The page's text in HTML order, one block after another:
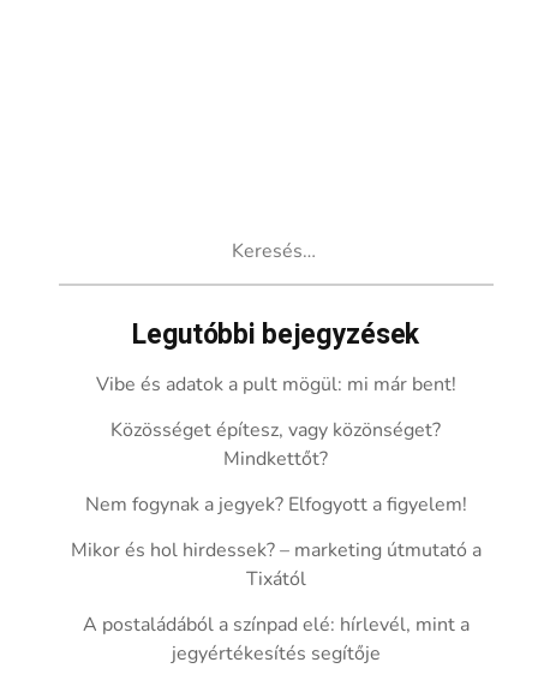
Legutóbbi bejegyzések
Vibe és adatok a pult mögül: mi már bent!
Közösséget építesz, vagy közönséget?
Mindkettőt?
Nem fogynak a jegyek? Elfogyott a figyelem!
Mikor és hol hirdessek? – marketing útmutató a
Tixától
A postaládából a színpad elé: hírlevél, mint a
jegyértékesítés segítője